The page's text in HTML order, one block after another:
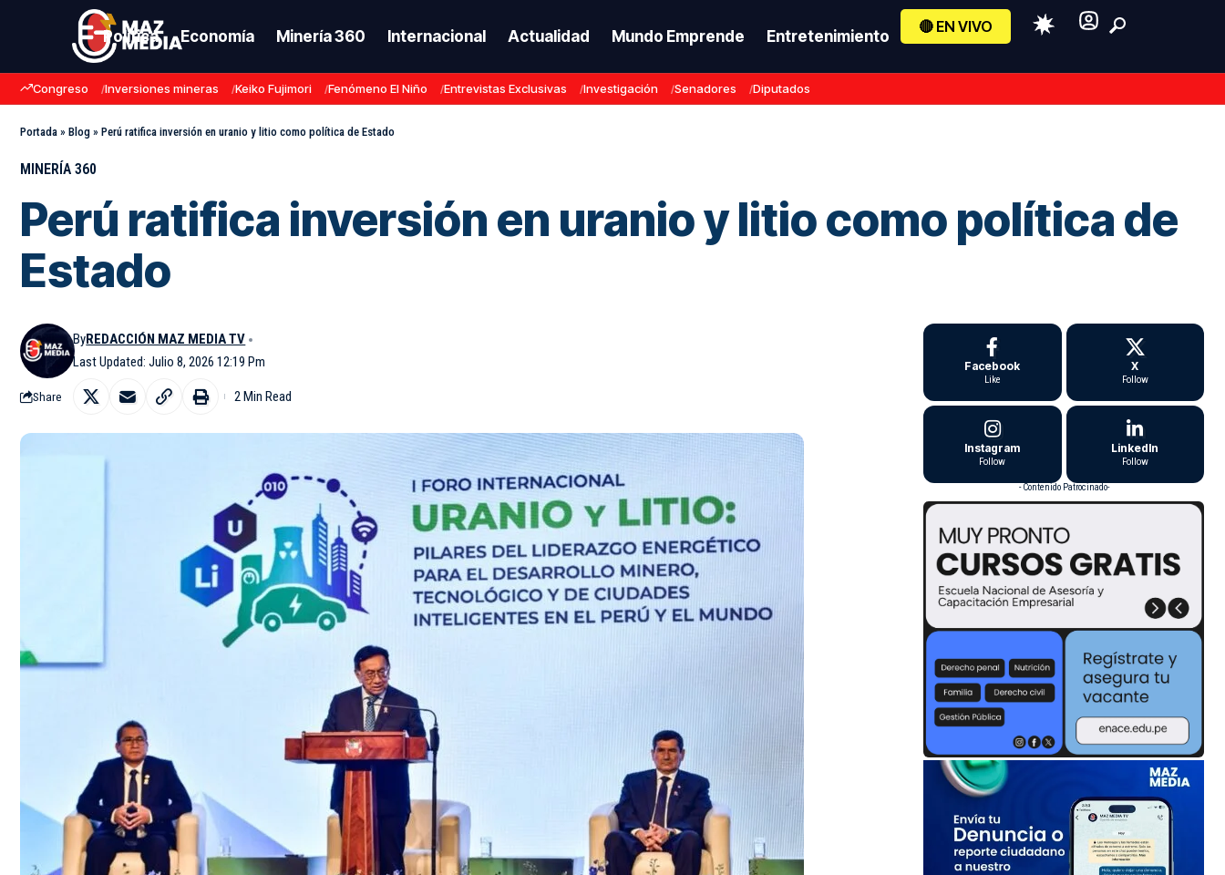
Política Economía Minería 360 Internacional Actualidad Mundo Emprende Entretenimiento
🔴 EN VIVO
Congreso Inversiones mineras Keiko Fujimori Fenómeno El Niño Entrevistas Exclusivas Investigación Senadores Diputados
Portada » Blog » Perú ratifica inversión en uranio y litio como política de Estado
MINERÍA 360
Perú ratifica inversión en uranio y litio como política de
Estado
Last Updated: Julio 8, 2026 12:19 Pm
ByREDACCIÓN MAZ MEDIA TV
Share 2 Min Read
Facebook
Like
X
Follow
Instagram
Follow
LinkedIn
Follow
- Contenido Patrocinado-